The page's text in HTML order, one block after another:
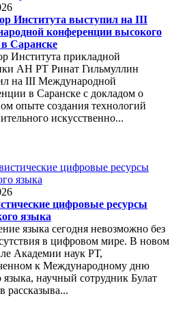
Института выступил на III
конференции высокого
Саранске
Института прикладной
АН РТ Ринат Гильмуллин
на III Международной
в Саранске с докладом о
опыте создания технологий
искусственно...
цифровые ресурсы
языка
языка сегодня невозможно без
в цифровом мире. В новом
Академии наук РТ,
к Международному дню
языка, научный сотрудник Булат
рассказыва...